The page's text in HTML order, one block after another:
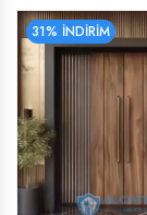
31% İNDİRİM